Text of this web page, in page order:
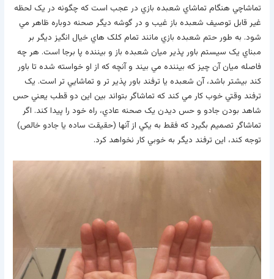
تماشاچي هنگام تماشاي شعبده بازي در عجب است که چگونه در يک لحظه
غير قابل توصيف شعبده باز غيب و در گوشه ديگر صحنه دوباره ظاهر مي
شود. به طور حتم شعبده بازي مانند تمام کلک هاي خيال انگيز ديگر بر
مبناي يک سيستم باور پذير ميان شعبده باز و بيننده پا برجا است. هر چه
فاصله ميان آن چيز که بيننده مي بيند و آنچه که از او خواسته شده تا باور
کند بيشتر باشد، آن شعبده يا ترفند باور پذير تر و تماشايي تر است. يک
ترفند وقتي خوب کار مي کند که تماشاگر بتواند بين اين دو قطب يعني حس
شاهد بودن جادو و حس ديدن يک صحنه عادي، راه خود را پيدا کند. اگر
تماشاگر تصميم بگيرد که فقط به يکي از آنها (حقيقت ساده يا جادو خالص)
توجه کند، اين ترفند ديگر به خوبي کار نخواهد کرد.